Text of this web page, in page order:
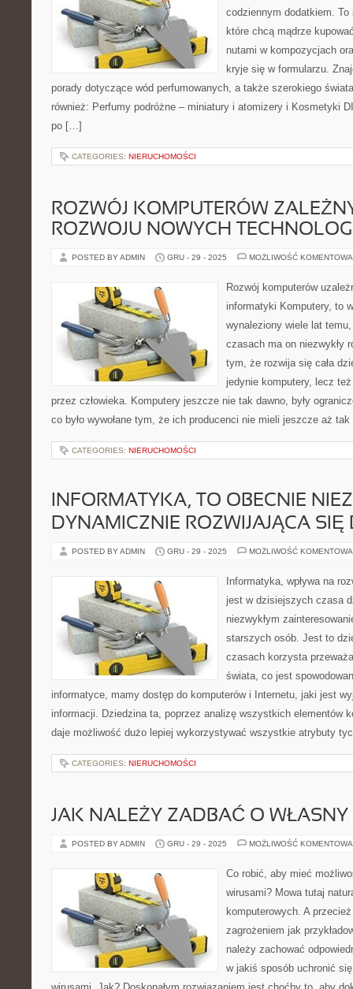
codziennym dodatkiem.
które chcą mądrze
nutami w kompozycjach
kryje się w formularzu.
porady dotyczące wód perfumowanych, a także szerokiego
również: Perfumy podróżne – miniatury i atomizery i Kosmetyki
po […]
CATEGORIES: NIERUCHOMOŚCI
ROZWÓJ KOMPUTERÓW
ROZWOJU NOWYCH
POSTED BY ADMIN GRU - 29 - 2025 MOŻLIWOŚĆ
Rozwój komputerów
informatyki Komputery, to
wynaleziony wiele lat
czasach ma on niezwykły
tym, że rozwija się cała
jedynie komputery, lecz
przez człowieka. Komputery jeszcze nie tak dawno, były
co było wywołane tym, że ich producenci nie mieli jeszcze aż
CATEGORIES: NIERUCHOMOŚCI
INFORMATYKA, TO OBECNIE
DYNAMICZNIE ROZWIJAJĄCA
POSTED BY ADMIN GRU - 29 - 2025 MOŻLIWOŚĆ
Informatyka, wpływa na
jest w dzisiejszych czasa
niezwykłym
starszych osób. Jest to
czasach korzysta
świata, co jest
informatyce, mamy dostęp do komputerów i Internetu, jaki jest
informacji. Dziedzina ta, poprzez analizę wszystkich elementów
daje możliwość dużo lepiej wykorzystywać wszystkie atrybuty
CATEGORIES: NIERUCHOMOŚCI
JAK NALEŻY ZADBAĆ O WŁASNY
POSTED BY ADMIN GRU - 29 - 2025 MOŻLIWOŚĆ
Co robić, aby mieć
wirusami? Mowa tutaj
komputerowych. A
zagrożeniem jak
należy zachować
w jakiś sposób uchronić